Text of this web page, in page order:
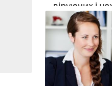
віруючих і